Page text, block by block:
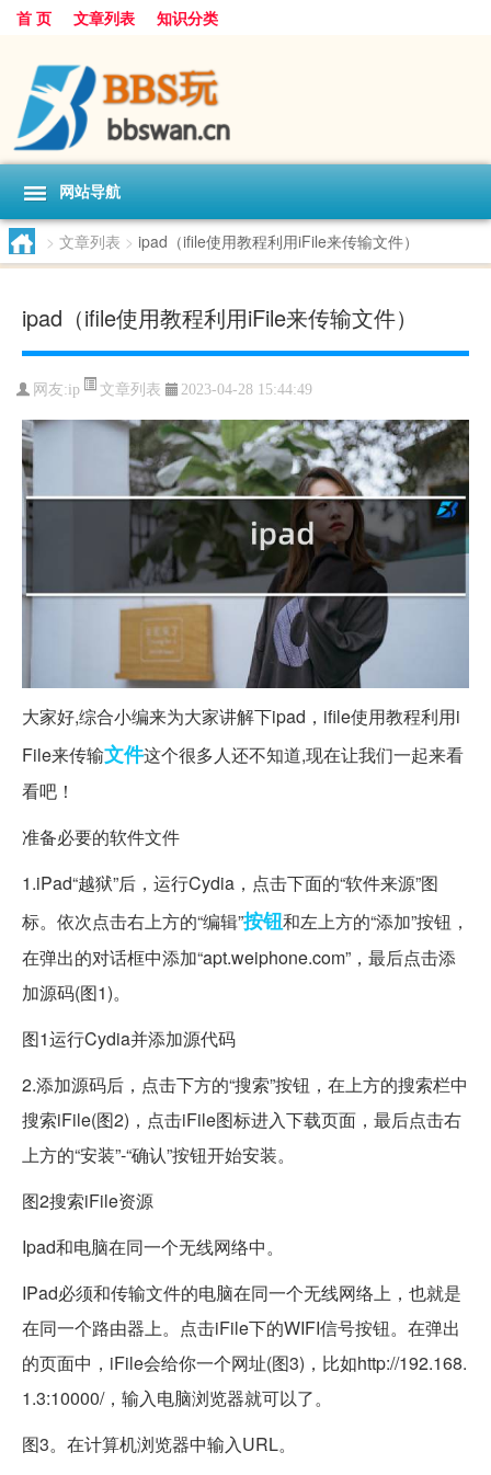
首 页 文章列表 知识分类
网站导航
> 文章列表 > ipad（ifile使用教程利用iFile来传输文件）
ipad（ifile使用教程利用iFile来传输文件）
网友:ip 文章列表 2023-04-28 15:44:49
大家好,综合小编来为大家讲解下ipad，ifile使用教程利用i
File来传输文件这个很多人还不知道,现在让我们一起来看
看吧！
准备必要的软件文件
1.iPad“越狱”后，运行Cydia，点击下面的“软件来源”图
标。依次点击右上方的“编辑”按钮和左上方的“添加”按钮，
在弹出的对话框中添加“apt.weiphone.com”，最后点击添
加源码(图1)。
图1运行Cydia并添加源代码
2.添加源码后，点击下方的“搜索”按钮，在上方的搜索栏中
搜索iFile(图2)，点击iFile图标进入下载页面，最后点击右
上方的“安装”-“确认”按钮开始安装。
图2搜索iFile资源
Ipad和电脑在同一个无线网络中。
IPad必须和传输文件的电脑在同一个无线网络上，也就是
在同一个路由器上。点击iFile下的WIFI信号按钮。在弹出
的页面中，iFile会给你一个网址(图3)，比如http://192.168.
1.3:10000/，输入电脑浏览器就可以了。
图3。在计算机浏览器中输入URL。